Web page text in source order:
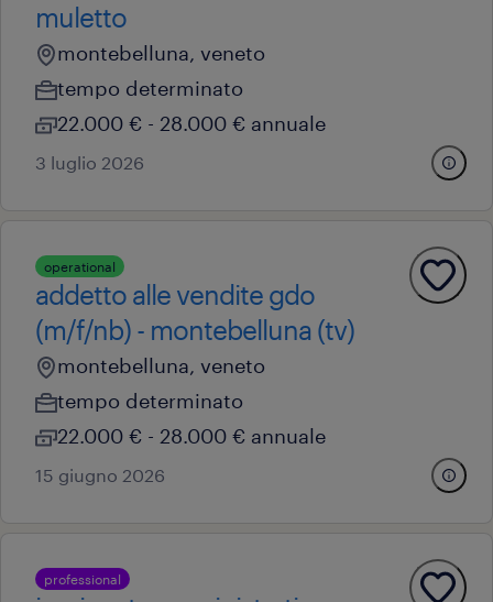
muletto
montebelluna, veneto
tempo determinato
22.000 € - 28.000 € annuale
3 luglio 2026
operational
addetto alle vendite gdo
(m/f/nb) - montebelluna (tv)
montebelluna, veneto
tempo determinato
22.000 € - 28.000 € annuale
15 giugno 2026
professional